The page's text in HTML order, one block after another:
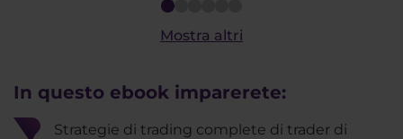
Mostra altri
In questo ebook imparerete:
​Strategie di trading complete di trader di